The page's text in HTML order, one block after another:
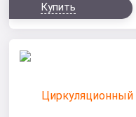
Купить